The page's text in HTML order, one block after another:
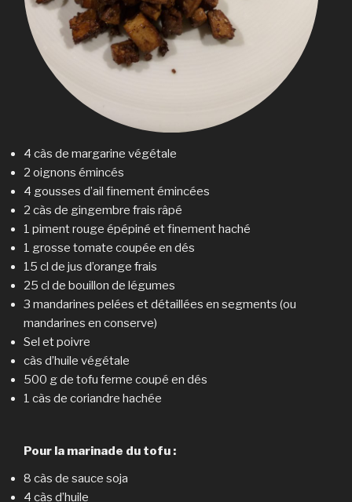
4 càs de margarine végétale
2 oignons émincés
4 gousses d’ail finement émincées
2 càs de gingembre frais râpé
1 piment rouge épépiné et finement haché
1 grosse tomate coupée en dés
15 cl de jus d’orange frais
25 cl de bouillon de légumes
3 mandarines pelées et détaillées en segments (ou
mandarines en conserve)
Sel et poivre
càs d’huile végétale
500 g de tofu ferme coupé en dés
1 càs de coriandre hachée
Pour la marinade du tofu :
8 càs de sauce soja
4 càs d’huile